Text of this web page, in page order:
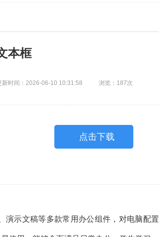
本框
新时间：2026-06-10 10:31:58 浏览：187次
点击下载
演示文稿等多款常用办公组件，对电脑配置